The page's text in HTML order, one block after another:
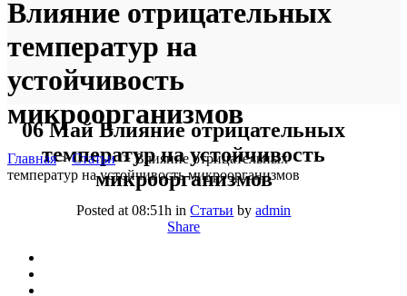
Влияние отрицательных
температур на
устойчивость
микроорганизмов
Главная>Статьи >Влияние отрицательных
температур на устойчивость микроорганизмов
06 МайВлияние отрицательных
температур на устойчивость
микроорганизмов
Posted at 08:51h inСтатьи byadmin
Share